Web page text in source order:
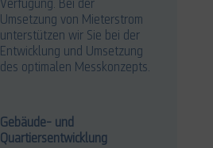
Gebäude- und
Quartiersentwicklung
Verfügung. Bei der
Umsetzung von Mieterstrom
unterstützen wir Sie bei der
Entwicklung und Umsetzung
des optimalen Messkonzepts.